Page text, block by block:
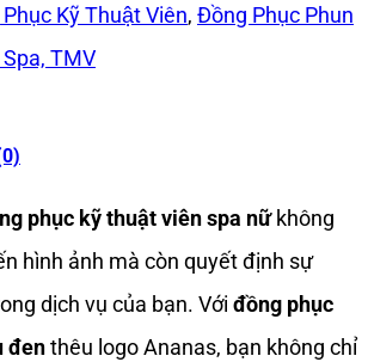
Kỹ Thuật Viên, Đồng Phục Phun
TMV
phục kỹ thuật viên spa nữkhông
hình ảnh mà còn quyết định sự
dịch vụ của bạn. Với đồng phục
đenthêu logo Ananas, bạn không chỉ